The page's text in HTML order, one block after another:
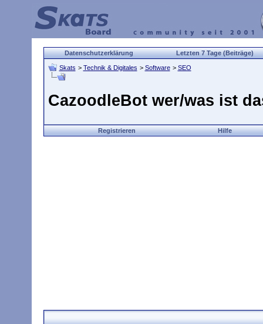
Datenschutzerklärung Letzten 7 Tage (Beiträge)
Skats > Technik & Digitales > Software > SEO
CazoodleBot wer/was ist
Registrieren Hilfe